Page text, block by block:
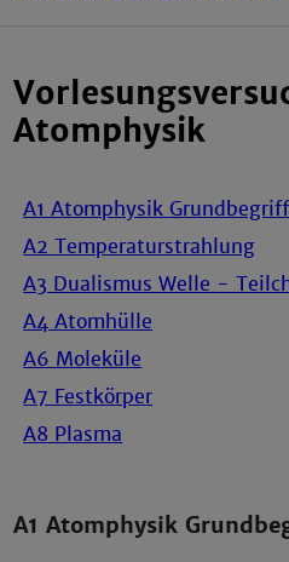
Atomphysik
A1 Atomphysik
A2 Temperaturstrahlung
A3 Dualismus Welle -
A4 Atomhülle
A6 Moleküle
A7 Festkörper
A8 Plasma
A1 Atomphysik